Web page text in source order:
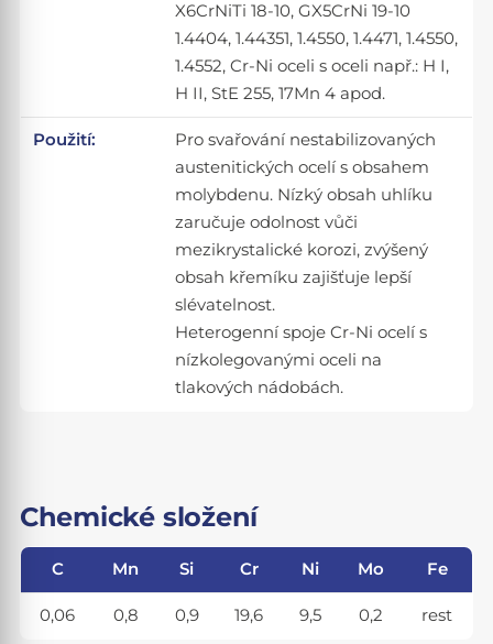
X6CrNiTi 18-10, GX5CrNi 19-10
1.4404, 1.44351, 1.4550, 1.4471, 1.4550,
1.4552, Cr-Ni oceli s oceli např.: H I,
H II, StE 255, 17Mn 4 apod.
Použití:
Pro svařování nestabilizovaných
austenitických ocelí s obsahem
molybdenu. Nízký obsah uhlíku
zaručuje odolnost vůči
mezikrystalické korozi, zvýšený
obsah křemíku zajišťuje lepší
slévatelnost.
Heterogenní spoje Cr-Ni ocelí s
nízkolegovanými oceli na
tlakových nádobách.
Chemické složení
C Mn Si Cr Ni Mo Fe
0,06 0,8 0,9 19,6 9,5 0,2 rest